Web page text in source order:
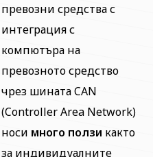
превозни средства с
интеграция с
компютъра на
превозното средство
чрез шината CAN
(Controller Area Network)
носи много ползи както
за индивидуалните